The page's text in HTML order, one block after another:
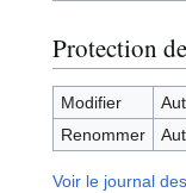
Protection
Modifier
Renommer
Voir le journal